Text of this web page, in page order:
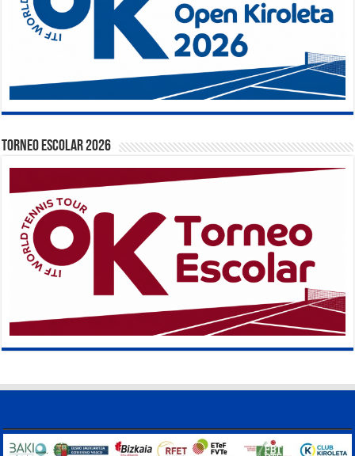
TORNEO ESCOLAR 2026